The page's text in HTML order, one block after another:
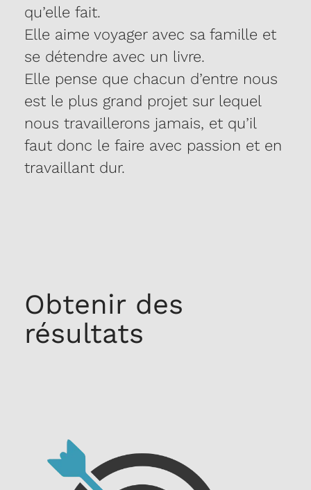
qu’elle fait.
Elle aime voyager avec sa famille et
se détendre avec un livre.
Elle pense que chacun d’entre nous
est le plus grand projet sur lequel
nous travaillerons jamais, et qu’il
faut donc le faire avec passion et en
travaillant dur.
Obtenir des
résultats